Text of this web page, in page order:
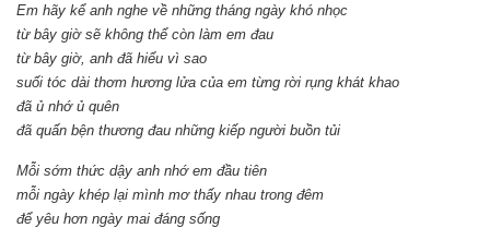
Em hãy kể anh nghe về những tháng ngày khó nhọc
từ bây giờ sẽ không thể còn làm em đau
từ bây giờ, anh đã hiểu vì sao
suối tóc dài thơm hương lửa của em từng rời rụng khát khao
đã ủ nhớ ủ quên
đã quấn bện thương đau những kiếp người buồn tủi
Mỗi sớm thức dậy anh nhớ em đầu tiên
mỗi ngày khép lại mình mơ thấy nhau trong đêm
để yêu hơn ngày mai đáng sống